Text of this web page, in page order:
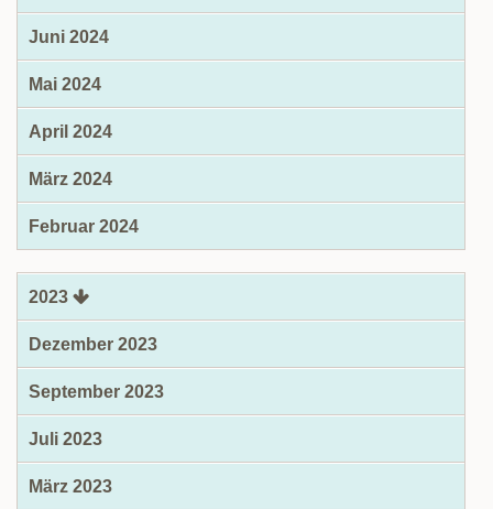
Juni 2024
Mai 2024
April 2024
März 2024
Februar 2024
2023
Dezember 2023
September 2023
Juli 2023
März 2023